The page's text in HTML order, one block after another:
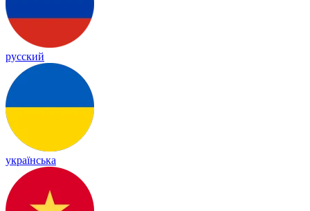
русский
українська